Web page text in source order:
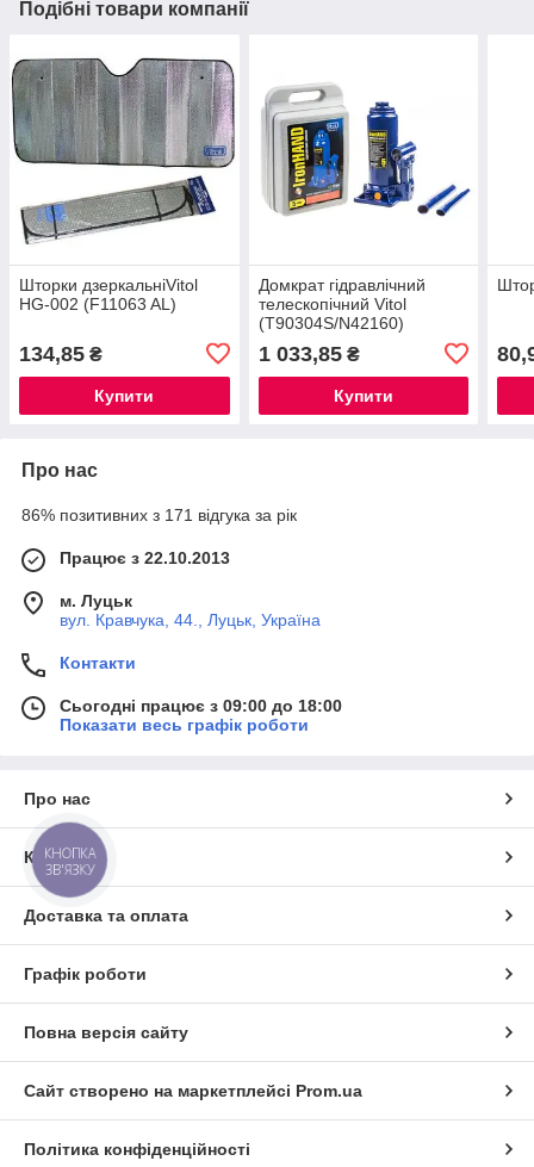
Подібні товари компанії
Шторки дзеркальніVitol
HG-002 (F11063 AL)
134,85 ₴
Купити
Домкрат гідравлічний
телескопічний Vitol
(T90304S/N42160)
1 033,85₴
Купити
Про нас
86% позитивних з 171 відгука за рік
Працює з 22.10.2013
м. Луцьк
вул. Кравчука, 44., Луцьк, Україна
Контакти
Сьогодні працює з 09:00 до 18:00
Показати весь графік роботи
Про нас
Контакти
Доставка та оплата
Графік роботи
Повна версія сайту
Сайт створено на маркетплейсі Prom.ua
Політика конфіденційності
КНОПКА
ЗВ'ЯЗКУ